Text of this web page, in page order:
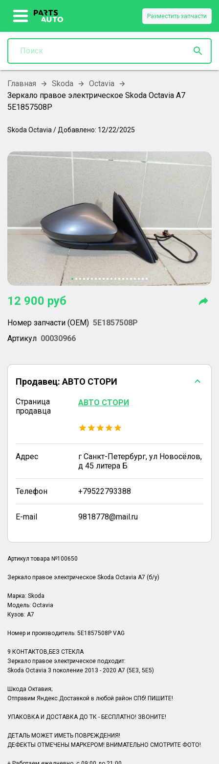
Разместить запчасти
Главная Skoda
Octavia
Зеркало правое электрическое Skoda ­Octavia A7
5E1857508P
Skoda Octavia / Добавлено: 12/22/2025
12 900 руб
Номер запчасти (OEM) 5E1857508P
Артикул 00030966
Продавец: АВТО СТОРИ
Страница
продавца
АВТО СТОРИ
Адрес
г Санкт-Петербург, ул Новосёлов,
д 45 литера Б
Телефон +79522793388
E-mail 9818778@mail.ru
Артикул товара №100650
Зеркало правое электрическое Skoda ­Octavia A7 (б/у)
Марка: Skoda
Модель: ­Octavia
Кузов: A7
Номер и производитель: 5E1857508P VAG
9 КОНТАКТОВ,БЕЗ СТЕКЛА
Зеркало правое электрическое подходит:
Skoda Octavia 3 поколение 2013 - 2020 A7 (5E3, 5E5)
Шкода Октавия;
Отправим Яндекс.Доставкой в любой район СПб! ПИШИТЕ!
УПАКОВКА И ДОСТАВКА ДО ТК - БЕСПЛАТНО! ЗВОНИТЕ!
ДЕТАЛЬ МОЖЕТ ИМЕТЬ ПОВРЕЖДЕНИЯ!
ДЕФЕКТЫ ОТМЕЧЕНЫ МАРКЕРОМ! ВНИМАТЕЛЬНО СМОТРИТЕ ФОТО!